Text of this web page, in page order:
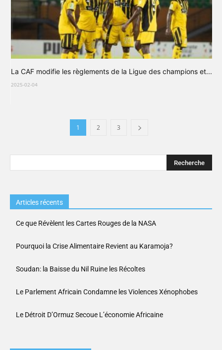
La CAF modifie les règlements de la Ligue des champions et...
2025-02-04
1 2 3
Articles récents
Ce que Révèlent les Cartes Rouges de la NASA
Pourquoi la Crise Alimentaire Revient au Karamoja?
Soudan: la Baisse du Nil Ruine les Récoltes
Le Parlement Africain Condamne les Violences Xénophobes
Le Détroit D’Ormuz Secoue L’économie Africaine